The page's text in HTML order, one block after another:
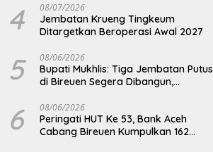
4 08/07/2026
Jembatan Krueng Tingkeum
Ditargetkan Beroperasi Awal 2027
5 08/06/2026
Bupati Mukhlis: Tiga Jembatan Putus
di Bireuen Segera Dibangun,
6 08/06/2026
Peringati HUT Ke 53, Bank Aceh
Cabang Bireuen Kumpulkan 162